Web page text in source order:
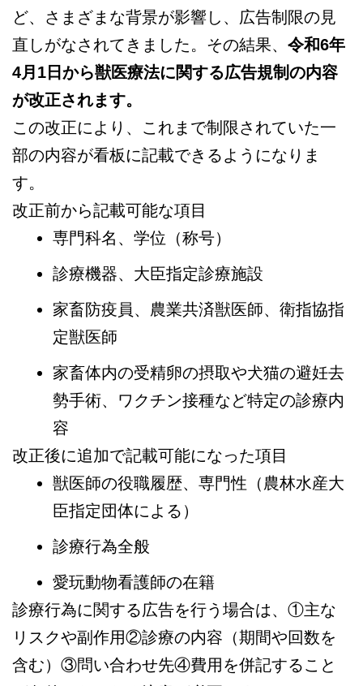
ど、さまざまな背景が影響し、広告制限の見
直しがなされてきました。その結果、 令和6年
4月1日から獣医療法に関する広告規制の内容
が改正されます。
この改正により、これまで制限されていた一
部の内容が看板に記載できるようになりま
す。
改正前から記載可能な項目
専門科名、学位（称号）
診療機器、大臣指定診療施設
家畜防疫員、農業共済獣医師、衛指協指
定獣医師
家畜体内の受精卵の摂取や犬猫の避妊去
勢手術、ワクチン接種など特定の診療内
容
改正後に追加で記載可能になった項目
獣医師の役職履歴、専門性（農林水産大
臣指定団体による）
診療行為全般
愛玩動物看護師の在籍
診療行為に関する広告を行う場合は、①主な
リスクや副作用②診療の内容（期間や回数を
含む）③問い合わせ先④費用を併記すること